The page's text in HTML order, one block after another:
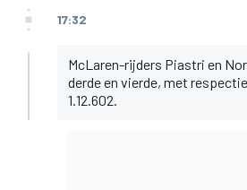
17:32
McLaren-rijders Piastri en
derde en vierde, met
1.12.602.